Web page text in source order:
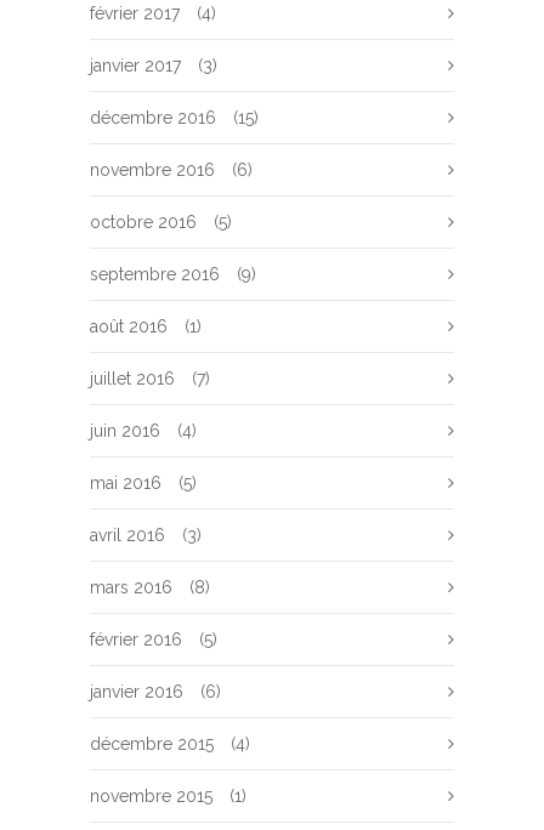
février 2017 (4)
janvier 2017 (3)
décembre 2016 (15)
novembre 2016 (6)
octobre 2016 (5)
septembre 2016 (9)
août 2016 (1)
juillet 2016 (7)
juin 2016 (4)
mai 2016 (5)
avril 2016 (3)
mars 2016 (8)
février 2016 (5)
janvier 2016 (6)
décembre 2015 (4)
novembre 2015 (1)